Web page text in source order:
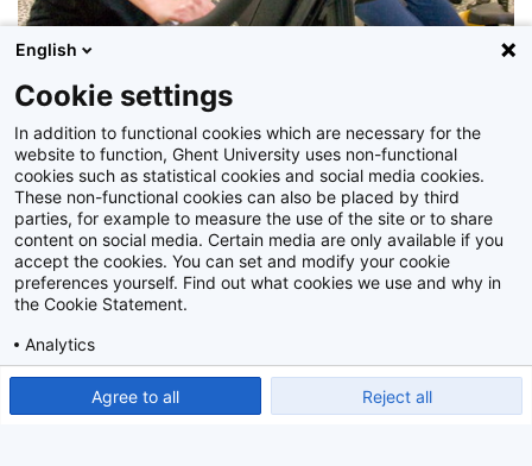
Medewerkers van de vakgroep Engels en hun famieleden fietsen 24u
lang in het Ufo
Z2009_83_065
English
Cookie settings
In addition to functional cookies which are necessary for the
website to function, Ghent University uses non-functional
cookies such as statistical cookies and social media cookies.
These non-functional cookies can also be placed by third
parties, for example to measure the use of the site or to share
content on social media. Certain media are only available if you
accept the cookies. You can set and modify your cookie
preferences yourself. Find out what cookies we use and why in
the Cookie Statement.
Analytics
Agree to all Reject all
Show detailed settings Read our Cookie Statement.